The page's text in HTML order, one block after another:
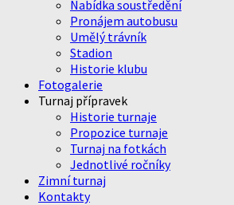
Nabídka soustředění
Pronájem autobusu
Umělý trávník
Stadion
Historie klubu
Fotogalerie
Turnaj přípravek
Historie turnaje
Propozice turnaje
Turnaj na fotkách
Jednotlivé ročníky
Zimní turnaj
Kontakty